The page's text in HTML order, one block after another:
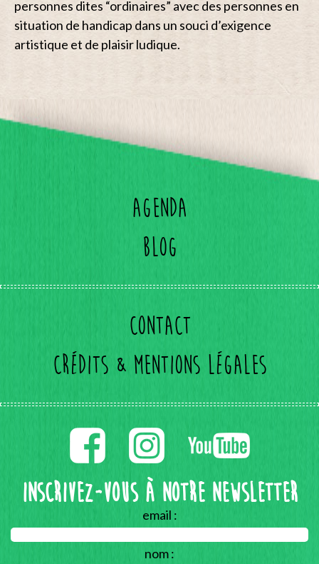
personnes dites “ordinaires” avec des personnes en
situation de handicap dans un souci d’exigence
artistique et de plaisir ludique.
Agenda
Blog
Contact
Crédits & mentions légales
Inscrivez-vous à notre Newsletter
email :
nom :